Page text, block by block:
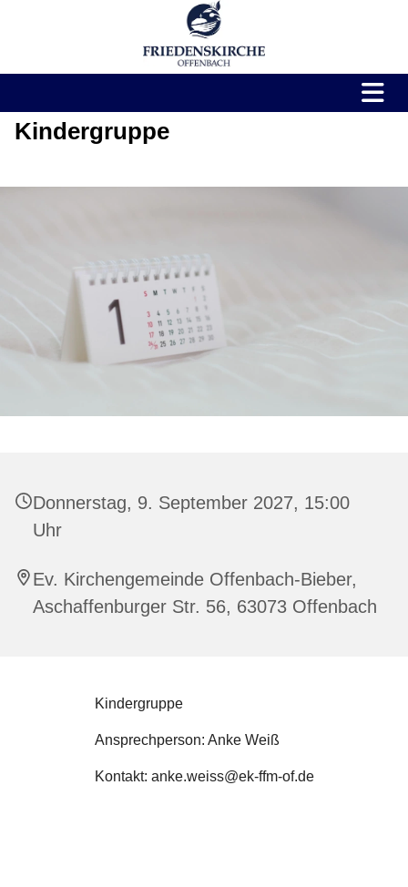
Kindergruppe
Donnerstag, 9. September 2027, 15:00
Uhr
Ev. Kirchengemeinde Offenbach-Bieber,
Aschaffenburger Str. 56, 63073 Offenbach
Kindergruppe
Ansprechperson: Anke Weiß
Kontakt: anke.weiss@ek-ffm-of.de